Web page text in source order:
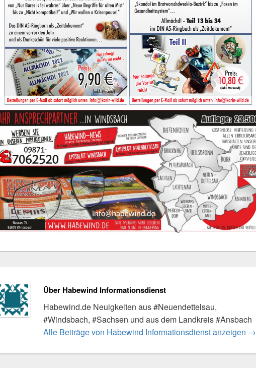
Über Habewind Informationsdienst
Habewind.de Neuigkeiten aus #Neuendettelsau,
#Windsbach, #Sachsen und aus dem Landkreis #Ansbach
Alle Beiträge von Habewind Informationsdienst anzeigen →